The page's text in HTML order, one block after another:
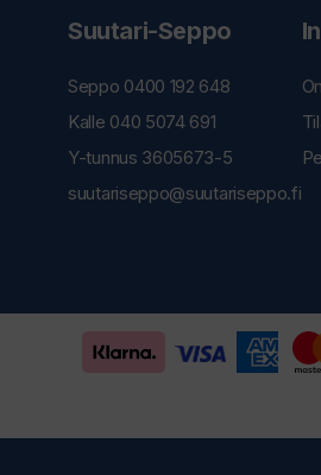
Suutari-Seppo
Seppo 0400 192 648
Kalle 040 5074 691
Y-tunnus 3605673-5
suutariseppo@suutariseppo.fi